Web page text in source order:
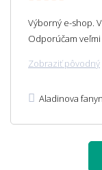
Výborný e-shop.
Odporúčam veľmi
Zobraziť pôvodný
Aladinova